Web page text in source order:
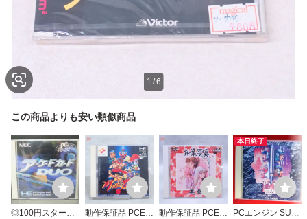
1 /6
この商品よりも安い類似商品
◎100円スター
動作保証品 PCE P
動作保証品 PCE P
本日終了
PCエンジン SUP